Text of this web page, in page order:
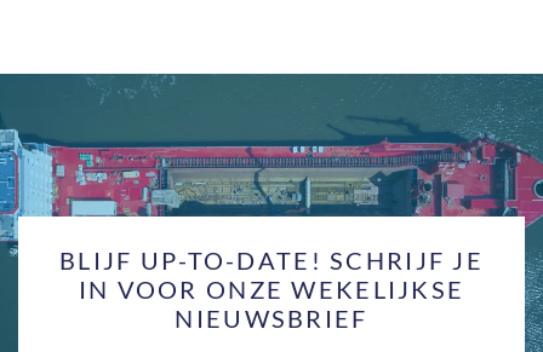
BLIJF UP-TO-DATE! SCHRIJF JE
IN VOOR ONZE WEKELIJKSE
NIEUWSBRIEF